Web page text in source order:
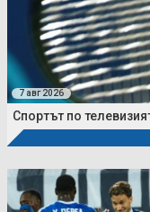
7 авг 2026
Спортът по